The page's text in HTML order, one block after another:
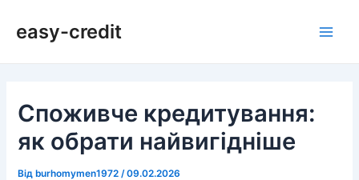
easy-credit
Споживче кредитування:
як обрати найвигідніше
Відburhomymen1972 /09.02.2026
по